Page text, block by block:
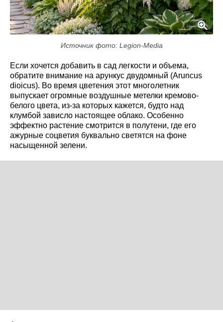
Источник фото: Legion-Media
Если хочется добавить в сад легкости и объема,
обратите внимание на арункус двудомный (Aruncus
dioicus). Во время цветения этот многолетник
выпускает огромные воздушные метелки кремово-
белого цвета, из-за которых кажется, будто над
клумбой зависло настоящее облако. Особенно
эффектно растение смотрится в полутени, где его
ажурные соцветия буквально светятся на фоне
насыщенной зелени.